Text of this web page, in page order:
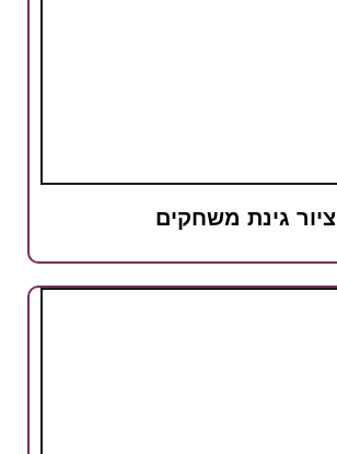
ציור גינת משחקים